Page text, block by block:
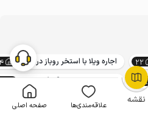
نقشه علاقه‌مندی‌ها صفحه اصلی
22 اجاره ویلا با استخر روباز در کوهسار
708